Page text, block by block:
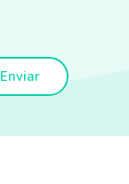
Enviar